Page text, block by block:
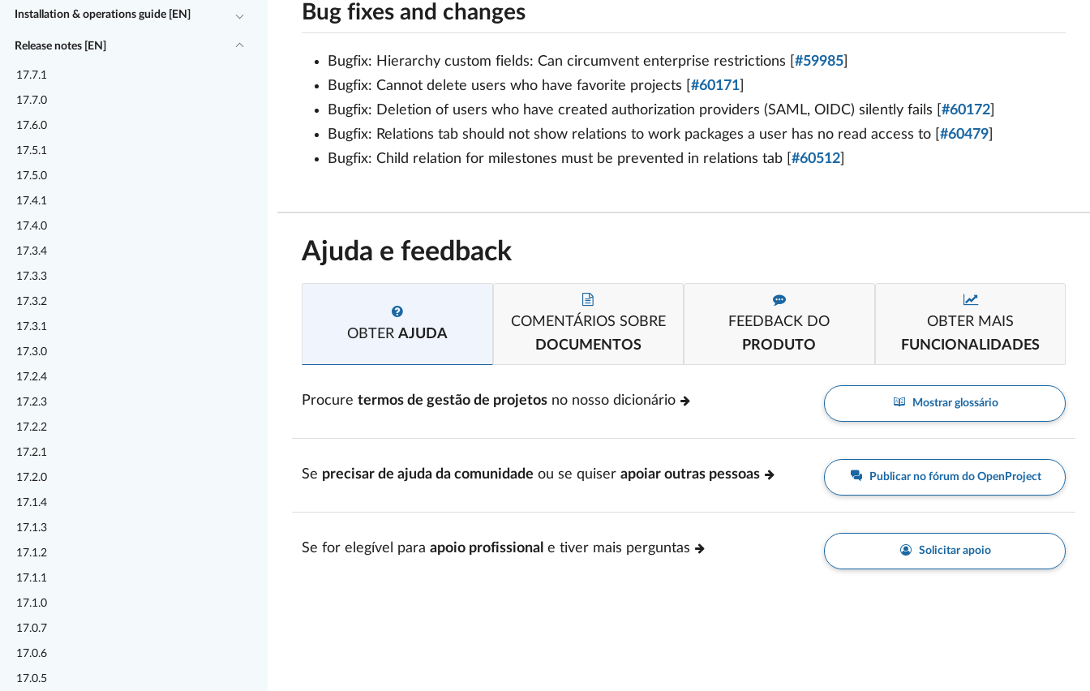
Installation & operations guide [EN]
Release notes [EN]
17.7.1
17.7.0
17.6.0
17.5.1
17.5.0
17.4.1
17.4.0
17.3.4
17.3.3
17.3.2
17.3.1
17.3.0
17.2.4
17.2.3
17.2.2
17.2.1
17.2.0
17.1.4
17.1.3
17.1.2
17.1.1
17.1.0
17.0.7
17.0.6
17.0.5
Bug fixes and changes
Bugfix: Hierarchy custom fields: Can circumvent enterprise restrictions [ #59985
Bugfix: Cannot delete users who have favorite projects [ #60171
Bugfix: Deletion of users who have created authorization providers (SAML, OIDC) silently fails [ #60172
Bugfix: Relations tab should not show relations to work packages a user has no read access to [ #60479
Bugfix: Child relation for milestones must be prevented in relations tab [ #60512
Ajuda e feedback
OBTER AJUDA
COMENTÁRIOS SOBRE
DOCUMENTOS
FEEDBACK DO
PRODUTO
OBTER MAIS
FUNCIONALIDADES
Procure termos de gestão de projetos no nosso dicionário Mostrar glossário
Se precisar de ajuda da comunidade ou se quiser apoiar outras pessoas Publicar no fórum do OpenProject
Se for elegível para apoio profissional e tiver mais perguntas Solicitar apoio